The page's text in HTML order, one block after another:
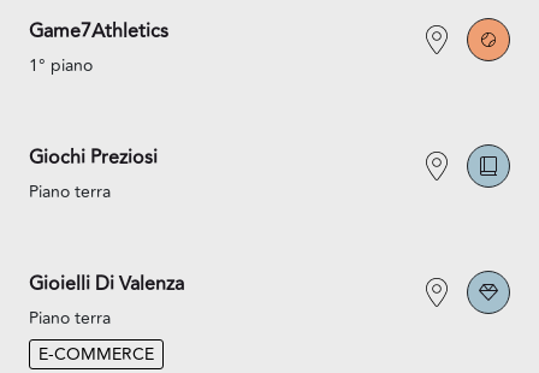
Game7Athletics
1° piano
Giochi Preziosi
Piano terra
Gioielli Di Valenza
Piano terra
E-COMMERCE